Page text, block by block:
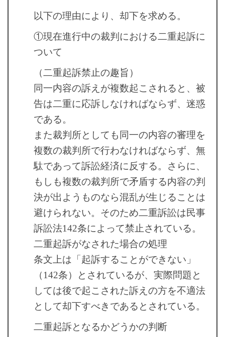
以下の理由により、却下を求める。
①現在進行中の裁判における二重起訴に
ついて
（二重起訴禁止の趣旨）
同一内容の訴えが複数起こされると、被
告は二重に応訴しなければならず、迷惑
である。
また裁判所としても同一の内容の審理を
複数の裁判所で行わなければならず、無
駄であって訴訟経済に反する。さらに、
もしも複数の裁判所で矛盾する内容の判
決が出ようものなら混乱が生じることは
避けられない。そのため二重訴訟は民事
訴訟法142条によって禁止されている。
二重起訴がなされた場合の処理
条文上は「起訴することができない」
（142条）とされているが、実際問題と
しては後で起こされた訴えの方を不適法
として却下すべきであるとされている。
二重起訴となるかどうかの判断